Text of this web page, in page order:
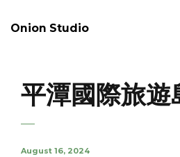
Onion Studio
平潭國際旅遊
August 16, 2024